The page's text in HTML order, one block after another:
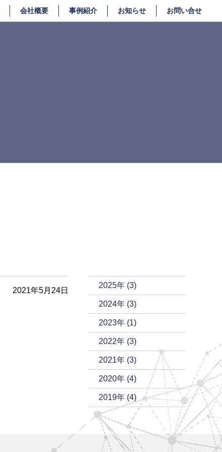
会社概要 事例紹介 お知らせ お問い合せ
2021年5月24日
2025年 (3)
2024年 (3)
2023年 (1)
2022年 (3)
2021年 (3)
2020年 (4)
2019年 (4)